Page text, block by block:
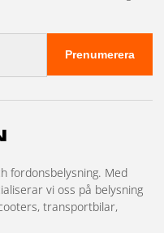
fokus på jämn ljusbild
ett vanligt problem med
genom noggrann
ECE-
Prenumerera
fordonsbelysning. Med
vi oss på belysning
transportbilar,